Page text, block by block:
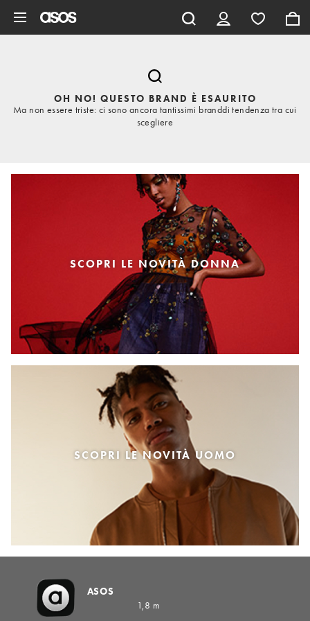
OH NO! QUESTO BRAND È ESAURITO
Ma non essere triste: ci sono ancora tantissimi branddi tendenza tra cui
scegliere
SCOPRI LE NOVITÀ DONNA
SCOPRI LE NOVITÀ UOMO
ASOS
1,8 m